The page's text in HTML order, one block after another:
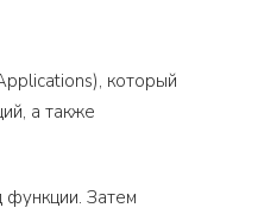
который
а также
функции. Затем